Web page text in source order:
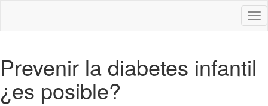
Prevenir la diabetes infantil
¿es posible?